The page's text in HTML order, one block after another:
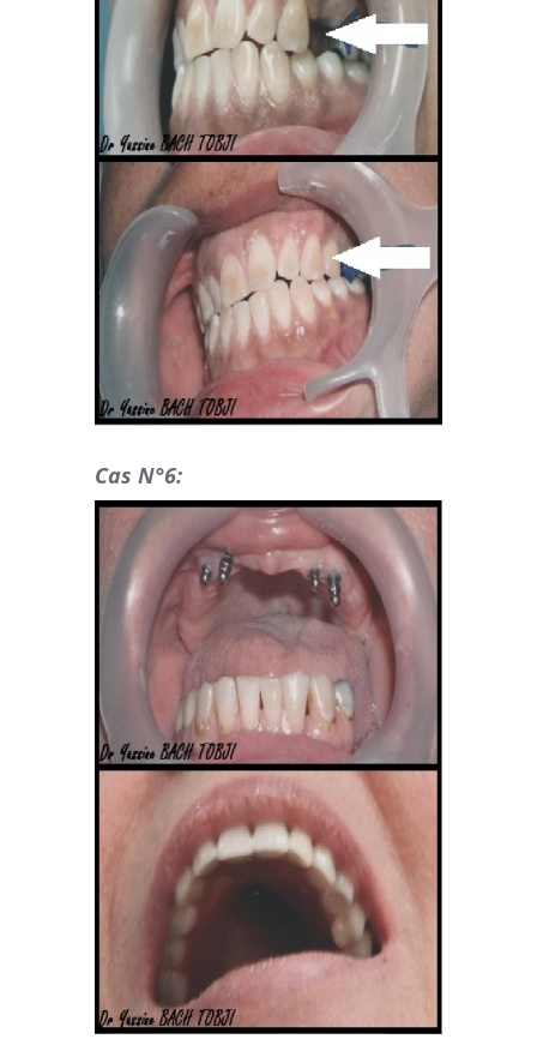
Cas N°6: